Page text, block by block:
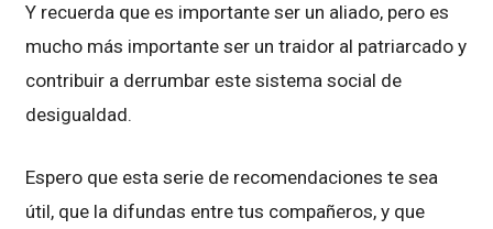
Y recuerda que es importante ser un aliado, pero es
mucho más importante ser un traidor al patriarcado y
contribuir a derrumbar este sistema social de
desigualdad.
Espero que esta serie de recomendaciones te sea
útil, que la difundas entre tus compañeros, y que